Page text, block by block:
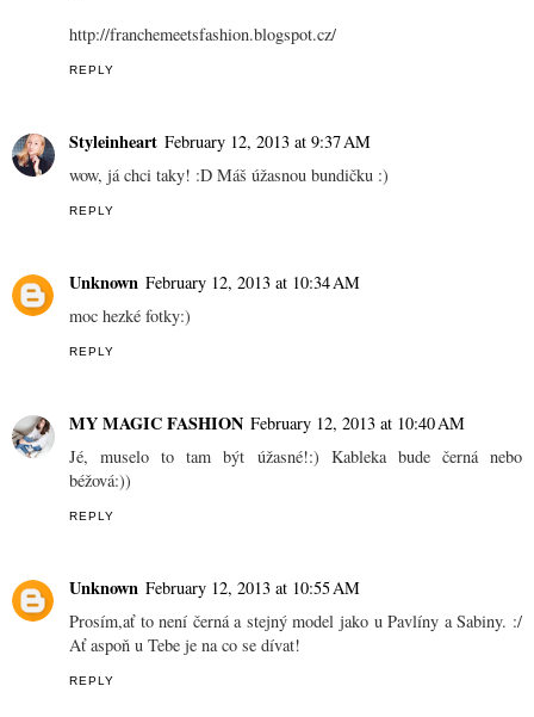
http://franchemeetsfashion.blogspot.cz/
REPLY
Styleinheart February 12, 2013 at 9:37 AM
wow, já chci taky! :D Máš úžasnou bundičku :)
REPLY
Unknown February 12, 2013 at 10:34 AM
moc hezké fotky:)
REPLY
MY MAGIC FASHION February 12, 2013 at 10:40 AM
Jé, muselo to tam být úžasné!:) Kableka bude černá nebo
béžová:))
REPLY
Unknown February 12, 2013 at 10:55 AM
Prosím,ať to není černá a stejný model jako u Pavlíny a Sabiny. :/
Ať aspoň u Tebe je na co se dívat!
REPLY